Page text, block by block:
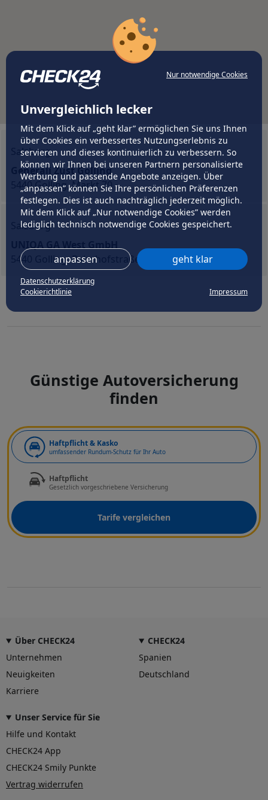
Nur notwendige Cookies
Unvergleichlich lecker
Mit dem Klick auf „geht klar” ermöglichen Sie uns Ihnen
über Cookies ein verbessertes Nutzungserlebnis zu
servieren und dieses kontinuierlich zu verbessern. So
können wir Ihnen bei unseren Partnern personalisierte
Werbung und passende Angebote anzeigen. Über
„anpassen” können Sie Ihre persönlichen Präferenzen
festlegen. Dies ist auch nachträglich jederzeit möglich.
Mit dem Klick auf „Nur notwendige Cookies” werden
lediglich technisch notwendige Cookies gespeichert.
anpassen geht klar
Datenschutzerklärung
Cookierichtlinie
Impressum
Salzburg
Generali Zust Golling
5440 Golling, Markt 70
Salzburg
5440 Golling, Bahnhofstraße 88
Günstige Autoversicherung
finden
Haftpflicht & Kasko
umfassender Rundum-Schutz für Ihr Auto
Haftpflicht
Gesetzlich vorgeschriebene Versicherung
Tarife vergleichen
Über CHECK24
Unternehmen
Neuigkeiten
Karriere
CHECK24
Spanien
Deutschland
Unser Service für Sie
Hilfe und Kontakt
CHECK24 App
CHECK24 Smily Punkte
Vertrag widerrufen